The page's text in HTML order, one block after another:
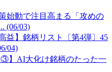
始動で注目高まる「攻めの
(06/03)
益】銘柄リスト〔第4弾〕45
04)
③】AI大化け銘柄のたった一